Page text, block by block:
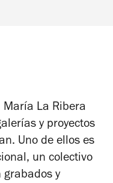
María La Ribera
y proyectos
Uno de ellos es
un colectivo
grabados y